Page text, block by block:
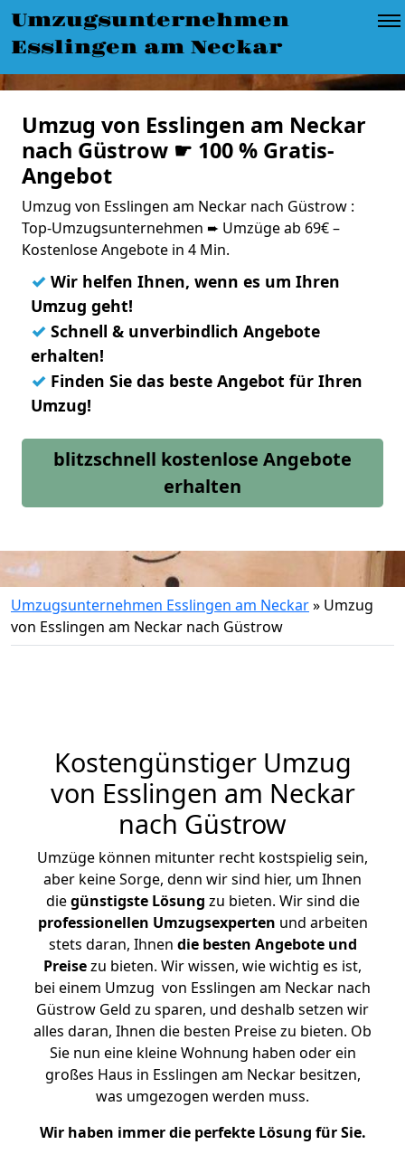
Umzugsunternehmen
Esslingen am Neckar
Umzug von Esslingen am Neckar
nach Güstrow ☛ 100 % Gratis-
Angebot
Umzug von Esslingen am Neckar nach Güstrow :
Top-Umzugsunternehmen ➨ Umzüge ab 69€ –
Kostenlose Angebote in 4 Min.
✓ Wir helfen Ihnen, wenn es um Ihren
Umzug geht!
✓ Schnell & unverbindlich Angebote
erhalten!
✓ Finden Sie das beste Angebot für Ihren
Umzug!
blitzschnell kostenlose Angebote
erhalten
Umzugsunternehmen Esslingen am Neckar» Umzug
von Esslingen am Neckar nach Güstrow
Kostengünstiger Umzug
von Esslingen am Neckar
nach Güstrow
Umzüge können mitunter recht kostspielig sein,
aber keine Sorge, denn wir sind hier, um Ihnen
diegünstigste Lösung zu bieten. Wir sind die
professionellen Umzugsexperten und arbeiten
stets daran, Ihnen die besten Angebote und
Preisezu bieten. Wir wissen, wie wichtig es ist,
bei einem Umzug von Esslingen am Neckar nach
Güstrow Geld zu sparen, und deshalb setzen wir
alles daran, Ihnen die besten Preise zu bieten. Ob
Sie nun eine kleine Wohnung haben oder ein
großes Haus in Esslingen am Neckar besitzen,
was umgezogen werden muss.
Wir haben immer die perfekte Lösung für Sie.